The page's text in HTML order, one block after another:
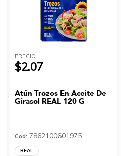
PRECIO
$2.07
Atún Trozos En Aceite De
Girasol REAL 120 G
Cod: 7862100601975
REAL